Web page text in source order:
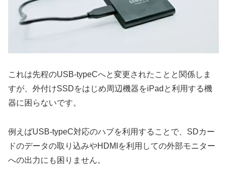
これは先程のUSB-typeCへと変更されたことと関係しま
すが、外付けSSDをはじめ周辺機器をiPadと利用する機
器に困らないです。
例えばUSB-typeC対応のハブを利用することで、SDカー
ドのデータの取り込みやHDMIを利用しての外部モニター
への出力にも困りません。